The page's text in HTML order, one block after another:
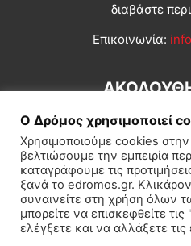
διαβάστε
Επικοινωνία:
Εγγραφή συνδρομητή
Πολιτισμός
Ο Δρόμος χρησιμοποιεί
Χρησιμοποιούμε cookies στην
βελτιώσουμε την εμπειρία
καταγράφουμε τις
ξανά το edromos.gr.
συναινείτε στη χρήση όλων
μπορείτε να επισκεφθείτε
ελέγξετε και να αλλάξετε τις